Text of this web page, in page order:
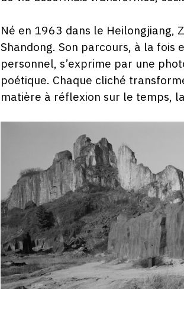
Né en 1963 dans le Heilongjiang,
Shandong. Son parcours, à la
personnel, s’exprime par une
poétique. Chaque cliché
matière à réflexion sur le temps,